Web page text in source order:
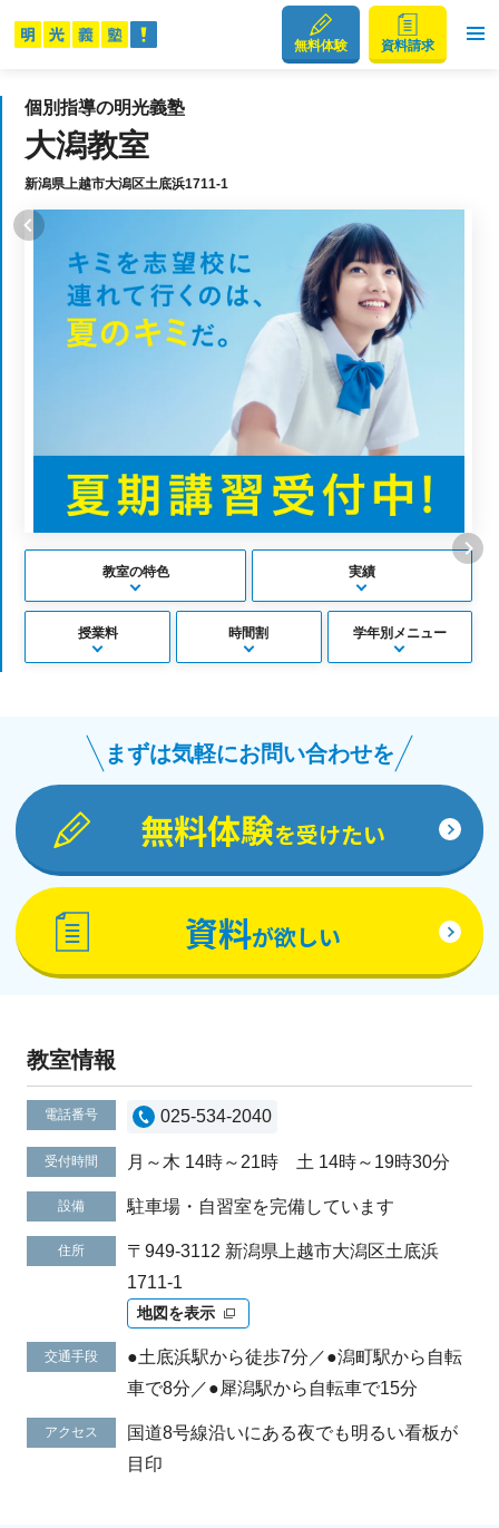
無料体験 資料請求
個別指導の明光義塾
大潟教室
新潟県上越市大潟区土底浜1711-1
教室の特色 実績
授業料 時間割 学年別メニュー
まずは気軽にお問い合わせを
無料体験を受けたい
資料が欲しい
教室情報
電話番号 025-534-2040
受付時間 月～木 14時～21時 土 14時～19時30分
設備 駐車場・自習室を完備しています
住所
〒949-3112 新潟県上越市大潟区土底浜
1711-1
地図を表示
交通手段
●土底浜駅から徒歩7分／●潟町駅から自転
車で8分／●犀潟駅から自転車で15分
アクセス
国道8号線沿いにある夜でも明るい看板が
目印